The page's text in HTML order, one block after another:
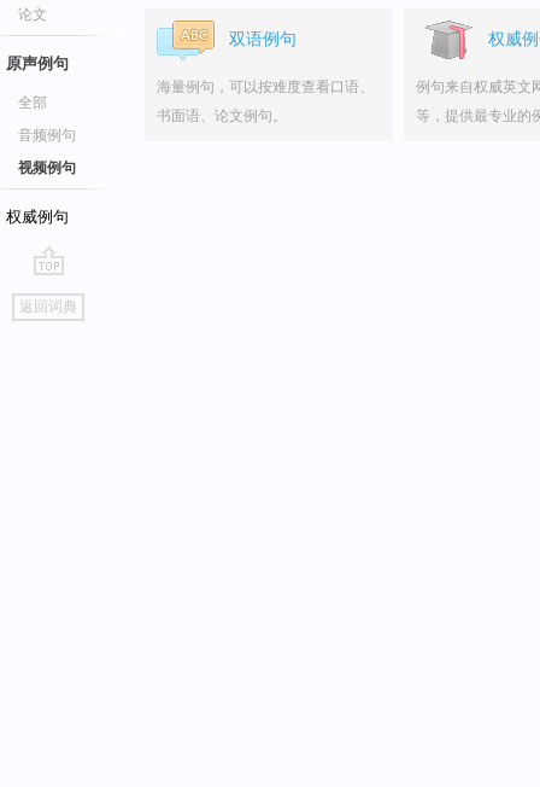
论文
原声例句
全部
音频例句
视频例句
权威例句
go
top
返回词典
双语例句
海量例句，可以按难度查看口语、
书面语、论文例句。
权威
例句来自权威英文
等，提供最专业的